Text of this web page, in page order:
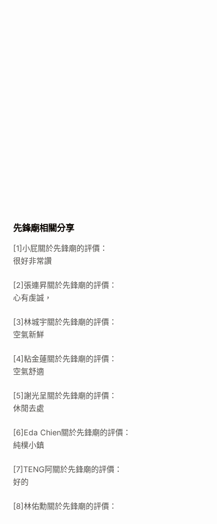
先鋒廟相關分享
[1]小屁關於先鋒廟的評價：
很好非常讚
[2]張連昇關於先鋒廟的評價：
心有虔誠，
[3]林城宇關於先鋒廟的評價：
空氣新鮮
[4]粘金蓮關於先鋒廟的評價：
空氣舒適
[5]謝光呈關於先鋒廟的評價：
休閒去處
[6]Eda Chien關於先鋒廟的評價：
純樸小鎮
[7]TENG阿關於先鋒廟的評價：
好的
[8]林佑勳關於先鋒廟的評價：